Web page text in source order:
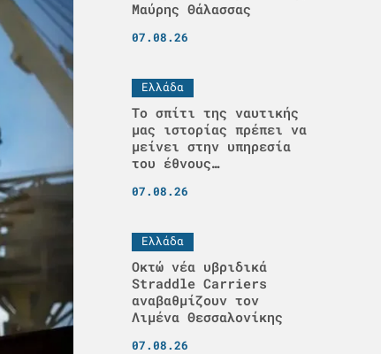
Μαύρης Θάλασσας
07.08.26
Ελλάδα
Το σπίτι της ναυτικής
μας ιστορίας πρέπει να
μείνει στην υπηρεσία
του έθνους…
07.08.26
Ελλάδα
Οκτώ νέα υβριδικά
Straddle Carriers
αναβαθμίζουν τον
Λιμένα Θεσσαλονίκης
07.08.26